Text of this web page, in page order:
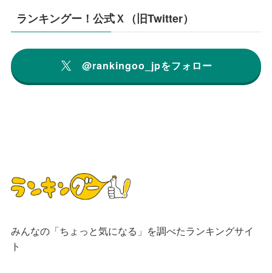
ランキングー！公式Ｘ（旧Twitter）
@rankingoo_jpをフォロー
みんなの「ちょっと気になる」を調べたランキングサイ
ト